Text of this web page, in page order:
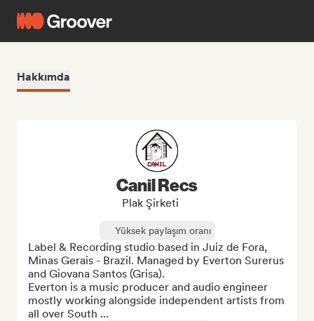
Hakkımda
Canil Recs
Plak Şirketi
Yüksek paylaşım oranı
Label & Recording studio based in Juiz de Fora,
Minas Gerais - Brazil. Managed by Everton Surerus
and Giovana Santos (Grisa).
Everton is a music producer and audio engineer
mostly working alongside independent artists from
all over South ...